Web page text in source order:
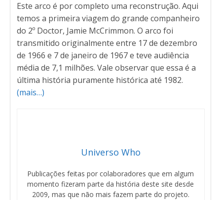
Este arco é por completo uma reconstrução. Aqui
temos a primeira viagem do grande companheiro
do 2º Doctor, Jamie McCrimmon. O arco foi
transmitido originalmente entre 17 de dezembro
de 1966 e 7 de janeiro de 1967 e teve audiência
média de 7,1 milhões. Vale observar que essa é a
última história puramente histórica até 1982.
(mais…)
Universo Who
Publicações feitas por colaboradores que em algum
momento fizeram parte da história deste site desde
2009, mas que não mais fazem parte do projeto.